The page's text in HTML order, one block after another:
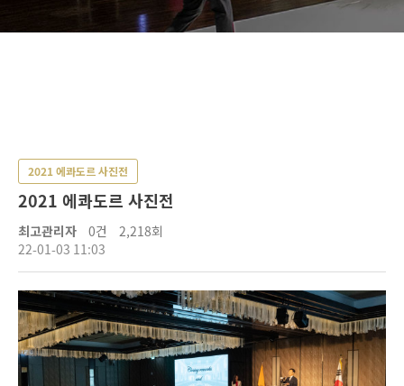
2021 에콰도르 사진전
2021 에콰도르 사진전
최고관리자 0건
2,218회
22-01-03 11:03